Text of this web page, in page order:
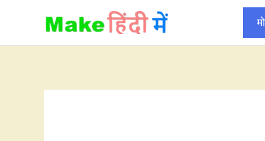
content